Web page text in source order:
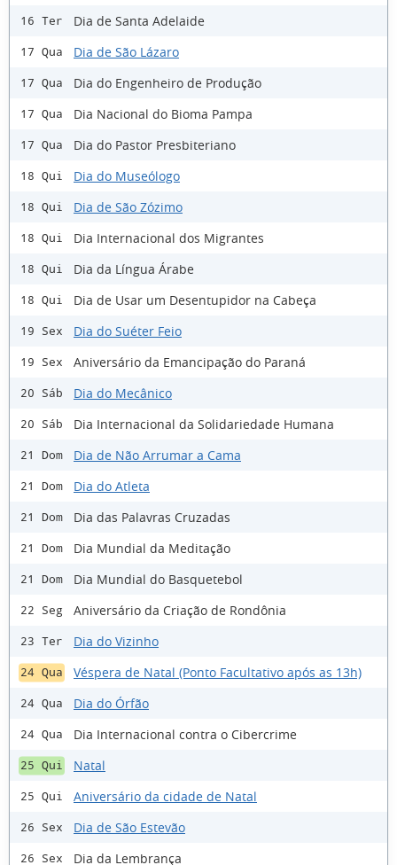
16 Ter Dia de Santa Adelaide
17 Qua Dia de São Lázaro
17 Qua Dia do Engenheiro de Produção
17 Qua Dia Nacional do Bioma Pampa
17 Qua Dia do Pastor Presbiteriano
18 Qui Dia do Museólogo
18 Qui Dia de São Zózimo
18 Qui Dia Internacional dos Migrantes
18 Qui Dia da Língua Árabe
18 Qui Dia de Usar um Desentupidor na Cabeça
19 Sex Dia do Suéter Feio
19 Sex Aniversário da Emancipação do Paraná
20 Sáb Dia do Mecânico
20 Sáb Dia Internacional da Solidariedade Humana
21 Dom Dia de Não Arrumar a Cama
21 Dom Dia do Atleta
21 Dom Dia das Palavras Cruzadas
21 Dom Dia Mundial da Meditação
21 Dom Dia Mundial do Basquetebol
22 Seg Aniversário da Criação de Rondônia
23 Ter Dia do Vizinho
24 Qua Véspera de Natal (Ponto Facultativo após as 13h)
24 Qua Dia do Órfão
24 Qua Dia Internacional contra o Cibercrime
25 Qui Natal
25 Qui Aniversário da cidade de Natal
26 Sex Dia de São Estevão
26 Sex Dia da Lembrança